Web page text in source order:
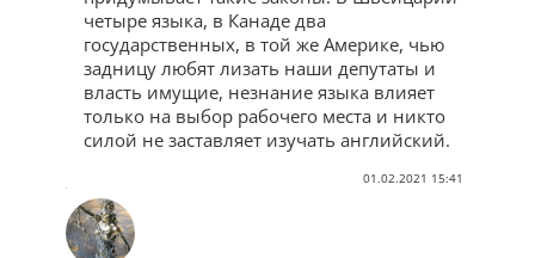
четыре языка, в Канаде два
государственных, в той же Америке, чью
задницу любят лизать наши депутаты и
власть имущие, незнание языка влияет
только на выбор рабочего места и никто
силой не заставляет изучать английский.
01.02.2021 15:41